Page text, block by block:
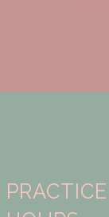
PRACTICE